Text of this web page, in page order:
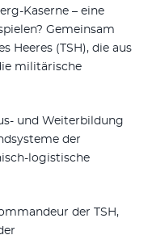
Kaserne – eine
Gemeinsam
Heeres (TSH), die aus
militärische
und Weiterbildung
der
logistische
der TSH,